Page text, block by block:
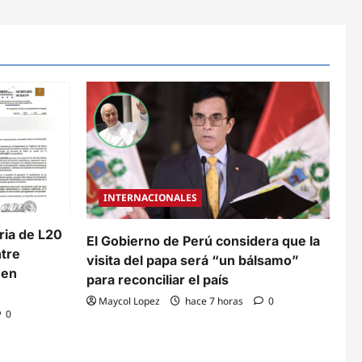
de L20
0
INTERNACIONALES
El Gobierno de Perú considera que la
visita del papa será “un bálsamo”
para reconciliar el país
Maycol Lopez hace 7 horas 0